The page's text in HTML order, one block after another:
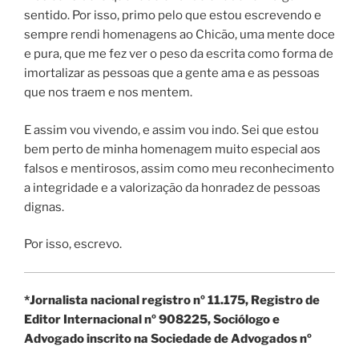
sentido. Por isso, primo pelo que estou escrevendo e
sempre rendi homenagens ao Chicão, uma mente doce
e pura, que me fez ver o peso da escrita como forma de
imortalizar as pessoas que a gente ama e as pessoas
que nos traem e nos mentem.
E assim vou vivendo, e assim vou indo. Sei que estou
bem perto de minha homenagem muito especial aos
falsos e mentirosos, assim como meu reconhecimento
a integridade e a valorização da honradez de pessoas
dignas.
Por isso, escrevo.
*Jornalista nacional registro nº 11.175, Registro de
Editor Internacional nº 908225, Sociólogo e
Advogado inscrito na Sociedade de Advogados nº